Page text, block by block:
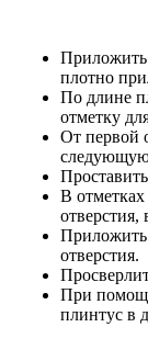
Приложить
плотно
По длине
отметку
От первой
следующую
В
отверстия,
Приложить
отверстия.
При
плинтус в